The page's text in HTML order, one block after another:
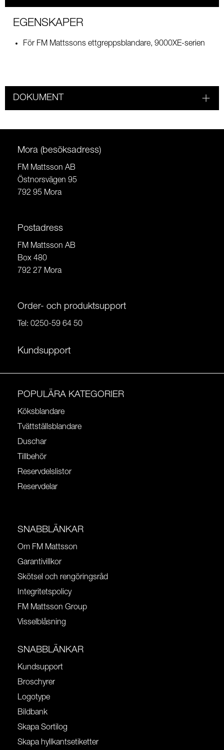
EGENSKAPER
För FM Mattssons ettgreppsblandare, 9000XE-serien
DOKUMENT
Mora (besöksadress)
FM Mattsson AB
Östnorsvägen 95
792 95 Mora
Postadress
FM Mattsson AB
Box 480
792 27 Mora
Order- och produktsupport
Tel: 0250-59 64 50
Kundsupport
POPULÄRA KATEGORIER
Köksblandare
Tvättställsblandare
Duschar
Tillbehör
Reservdelslistor
Reservdelar
SNABBLÄNKAR
Om FM Mattsson
Garantivillkor
Skötsel och rengöringsråd
Integritetspolicy
FM Mattsson Group
Visselblåsning
SNABBLÄNKAR
Kundsupport
Broschyrer
Logotype
Bildbank
Skapa Sortilog
Skapa hyllkantsetiketter